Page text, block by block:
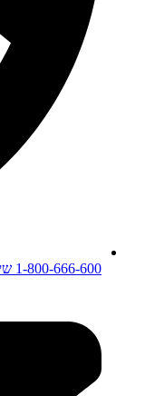
1-800-666-600 שיחת חינם